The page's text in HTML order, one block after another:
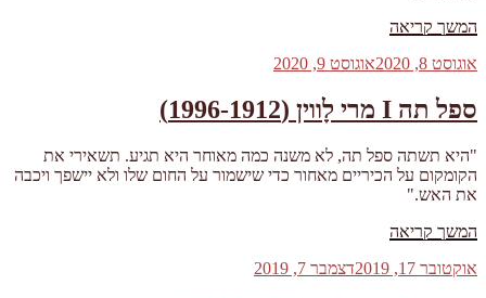
המשך קריאה"%s"
פורסם
אוגוסט 8, 2020 אוגוסט 9, 2020
ספל תה I מרי לָווין (1996-1912)
"היא תשתה ספל תה, לא משנה כמה מאוחר היא תגיע. תשאירי את
הקומקום על הכיריים מאחור כדי שישמור על החום שלו ולא יישפך ויכבה
את האש."
המשך קריאה"%s"
פורסם
אוקטובר 17, 2019 דצמבר 7, 2019